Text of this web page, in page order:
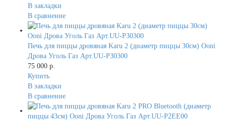
В закладки
В сравнение
Печь для пиццы дровяная Karu 2 (диаметр пиццы 30см) Ooni
Дрова Уголь Газ Арт.UU-P30300
75 000 р.
Купить
В закладки
В сравнение